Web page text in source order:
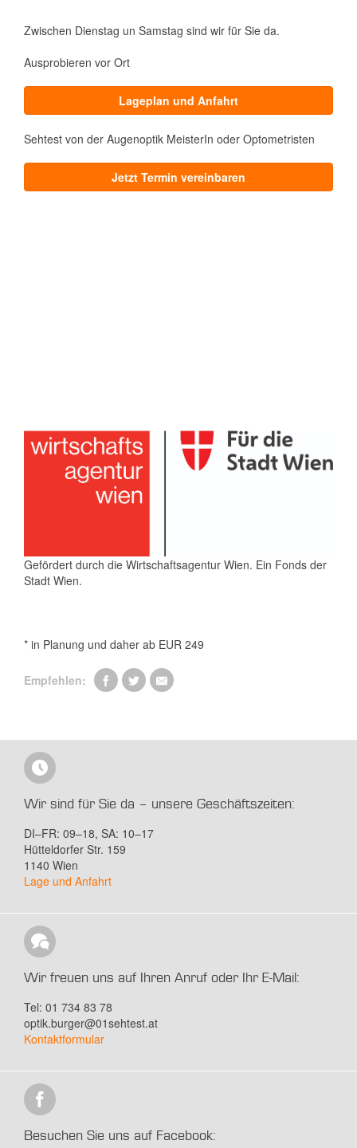
Zwischen Dienstag un Samstag sind wir für Sie da.
Ausprobieren vor Ort
Lageplan und Anfahrt
Sehtest von der Augenoptik MeisterIn oder Optometristen
Jetzt Termin vereinbaren
Gefördert durch die Wirtschaftsagentur Wien. Ein Fonds der
Stadt Wien.
* in Planung und daher ab EUR 249
Empfehlen:
Wir sind für Sie da – unsere Geschäftszeiten:
DI–FR: 09–18, SA: 10–17
Hütteldorfer Str. 159
1140 Wien
Lage und Anfahrt
Wir freuen uns auf Ihren Anruf oder Ihr E-Mail:
Tel: 01 734 83 78
optik.burger@01sehtest.at
Kontaktformular
Besuchen Sie uns auf Facebook: